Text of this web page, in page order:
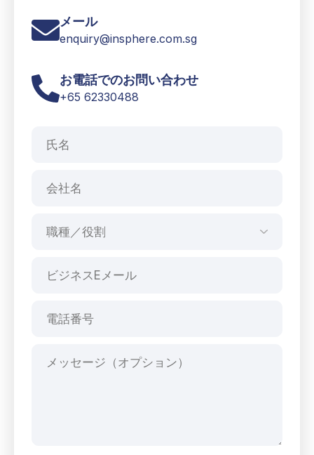
メール
enquiry@insphere.com.sg
お電話でのお問い合わせ
+65 62330488